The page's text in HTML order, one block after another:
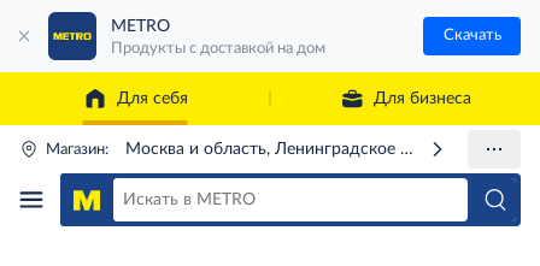
METRO
Продукты с доставкой на дом
Скачать
Для себя Для бизнеса
Магазин: Москва и область, Ленинградское ш., 71Г